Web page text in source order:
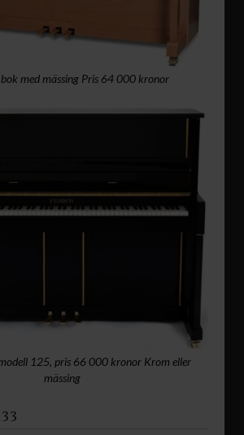
med mässing Pris 64 000 kronor
125, pris 66 000 kronor Krom eller
mässing